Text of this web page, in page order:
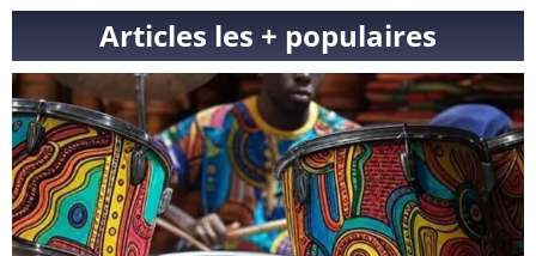
Articles les + populaires